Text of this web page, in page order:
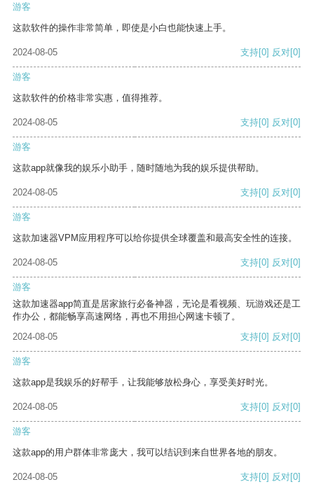
游客
这款软件的操作非常简单，即使是小白也能快速上手。
2024-08-05 支持[0] 反对[0]
游客
这款软件的价格非常实惠，值得推荐。
2024-08-05 支持[0] 反对[0]
游客
这款app就像我的娱乐小助手，随时随地为我的娱乐提供帮助。
2024-08-05 支持[0] 反对[0]
游客
这款加速器VPM应用程序可以给你提供全球覆盖和最高安全性的连接。
2024-08-05 支持[0] 反对[0]
游客
这款加速器app简直是居家旅行必备神器，无论是看视频、玩游戏还是工
作办公，都能畅享高速网络，再也不用担心网速卡顿了。
2024-08-05
支持[0] 反对[0]
游客
这款app是我娱乐的好帮手，让我能够放松身心，享受美好时光。
2024-08-05 支持[0] 反对[0]
游客
这款app的用户群体非常庞大，我可以结识到来自世界各地的朋友。
2024-08-05 支持[0] 反对[0]